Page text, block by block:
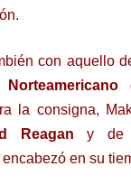
con aquello
la consigna,
Reagan y
en su